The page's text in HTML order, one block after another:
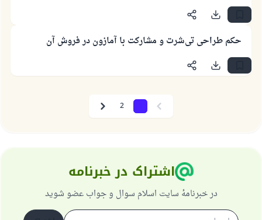
حکم طراحی تی‌شرت و مشارکت با آمازون در فروش آن
Previous
2
Next
اشتراک در خبرنامه
در خبرنامهٔ سایت اسلام سوال و جواب عضو شوید